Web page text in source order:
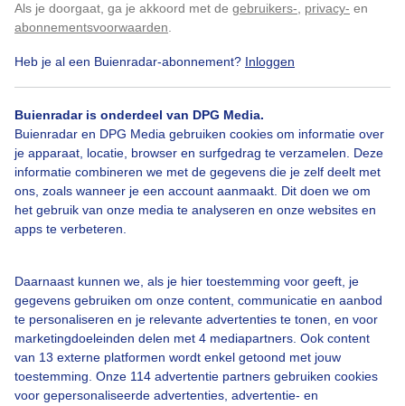
Als je doorgaat, ga je akkoord met de gebruikers- privacy- en
abonnementsvoorwaarden
Heb je al een Buienradar-abonnement? Inloggen
Buienradar is onderdeel van DPG Media.
Buienradar en DPG Media gebruiken cookies om informatie over
je apparaat, locatie, browser en surfgedrag te verzamelen. Deze
informatie combineren we met de gegevens die je zelf deelt met
ons, zoals wanneer je een account aanmaakt. Dit doen we om
het gebruik van onze media te analyseren en onze websites en
apps te verbeteren.
Daarnaast kunnen we, als je hier toestemming voor geeft, je
gegevens gebruiken om onze content, communicatie en aanbod
te personaliseren en je relevante advertenties te tonen, en voor
marketingdoeleinden delen met 4 mediapartners. Ook content
van 13 externe platformen wordt enkel getoond met jouw
toestemming. Onze 114 advertentie partners gebruiken cookies
voor gepersonaliseerde advertenties, advertentie- en
Een moment geduld aub...
Over Buienradar
Bedrijfsgegevens
Klik hierom dit aan te passen